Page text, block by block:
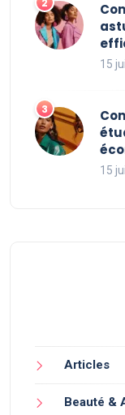
15
15
Articles
Beauté &